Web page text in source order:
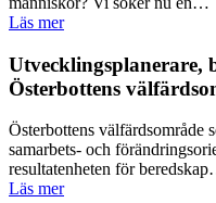
Läs mer
Utvecklingsplanerare,
Österbottens
Österbottens välfärdsområde
samarbets- och
resultatenheten för
Läs mer